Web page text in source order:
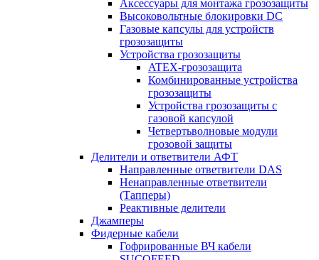
Аксессуары для монтажа грозозащиты
Высоковольтные блокировки DC
Газовые капсулы для устройств
грозозащиты
Устройства грозозащиты
ATEX-грозозащита
Комбинированные устройства
грозозащиты
Устройства грозозащиты с
газовой капсулой
Четвертьволновые модули
грозовой защиты
Делители и ответвители АФТ
Направленные ответвители DAS
Ненаправленные ответвители
(Тапперы)
Реактивные делители
Джамперы
Фидерные кабели
Гофрированные ВЧ кабели